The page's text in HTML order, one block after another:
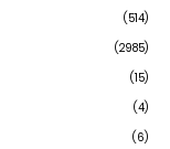
(514)
(2985)
(15)
(4)
(6)